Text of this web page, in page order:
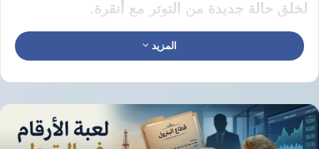
لخلق حالة جديدة من التوتر مع أنقرة.
ويرى فيدان أن هذا الخطاب يعكس سعيًا إسرائيليًا
تعديل سياساتها، بل ستزيدها تمسكًا بثوابتها
المزيد